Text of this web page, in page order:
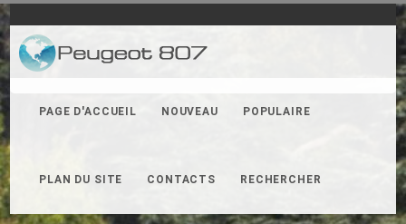
PAGE D'ACCUEIL NOUVEAU POPULAIRE
PLAN DU SITE CONTACTS RECHERCHER